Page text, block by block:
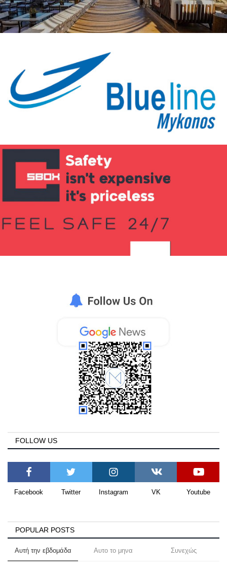
FOLLOW US
Facebook Twitter Instagram VK Youtube
POPULAR POSTS
Αυτή την εβδομάδα Αυτο το μηνα Συνεχώς